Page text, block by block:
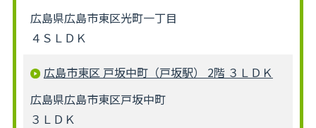
広島県広島市東区光町一丁目
４ＳＬＤＫ
広島市東区 戸坂中町（戸坂駅） 2階 ３ＬＤＫ
広島県広島市東区戸坂中町
３ＬＤＫ